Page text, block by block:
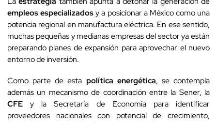
empleosespecializadosy a posicionar a México como una
potencia regional en manufactura eléctrica. En ese sentido,
muchas pequeñas y medianas empresas del sector ya están
preparando planes de expansión para aprovechar el nuevo
entorno de inversión.
Como parte de esta política energética, se contempla
además un mecanismo de coordinación entre la Sener, la
CFE y la Secretaría de Economía para identificar
proveedores nacionales con potencial de crecimiento,